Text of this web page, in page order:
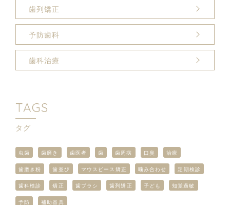
歯列矯正
予防歯科
歯科治療
TAGS
タグ
虫歯 歯磨き 歯医者 歯 歯周病 口臭 治療
歯磨き粉 歯並び マウスピース矯正 噛み合わせ 定期検診
歯科検診 矯正 歯ブラシ 歯列矯正 子ども 知覚過敏
予防 補助器具